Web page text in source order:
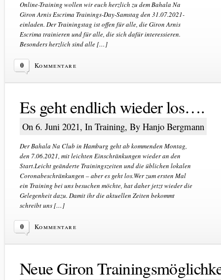
Online-Training wollen wir euch herzlich zu dem Bahala Na
Giron Arnis Escrima Trainings-Day-Samstag den 31.07.2021-
einladen. Der Trainingstag ist offen für alle, die Giron Arnis
Escrima trainieren und für alle, die sich dafür interessieren.
Besonders herzlich sind alle […]
0 Kommentare
Es geht endlich wieder los….
On 6. Juni 2021, In Training, By Hanjo Bergmann
Der Bahala Na Club in Hamburg geht ab kommenden Montag,
den 7.06.2021, mit leichten Einschränkungen wieder an den
Start.Leicht geänderte Trainingszeiten und die üblichen lokalen
Coronabeschränkungen – aber es geht los.Wer zum ersten Mal
ein Training bei uns besuchen möchte, hat daher jetzt wieder die
Gelegenheit dazu. Damit ihr die aktuellen Zeiten bekommt
schreibt uns […]
0 Kommentare
Neue Giron